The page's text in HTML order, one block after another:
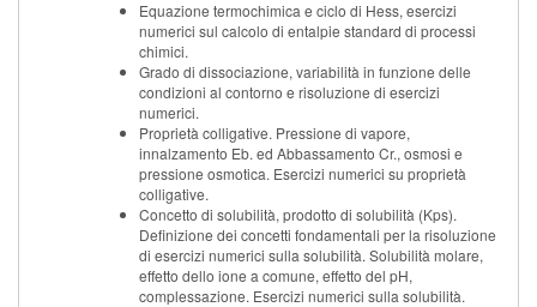
Equazione termochimica e ciclo di Hess, esercizi
numerici sul calcolo di entalpie standard di processi
chimici.
Grado di dissociazione, variabilità in funzione delle
condizioni al contorno e risoluzione di esercizi
numerici.
Proprietà colligative. Pressione di vapore,
innalzamento Eb. ed Abbassamento Cr., osmosi e
pressione osmotica. Esercizi numerici su proprietà
colligative.
Concetto di solubilità, prodotto di solubilità (Kps).
Definizione dei concetti fondamentali per la risoluzione
di esercizi numerici sulla solubilità. Solubilità molare,
effetto dello ione a comune, effetto del pH,
complessazione. Esercizi numerici sulla solubilità.